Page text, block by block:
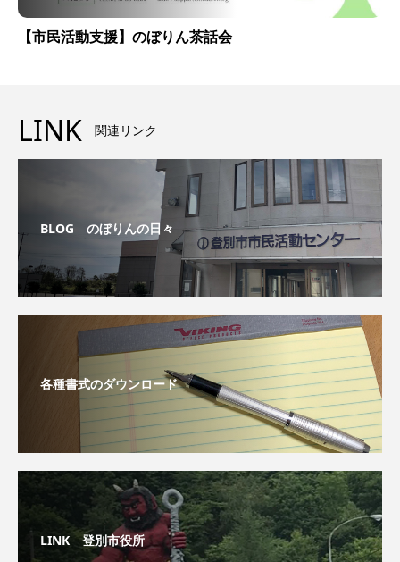
【市民活動支援】のぼりん茶話会
LINK 関連リンク
BLOG のぼりんの日々
各種書式のダウンロード
LINK 登別市役所